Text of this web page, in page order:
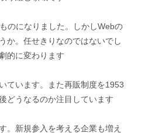
のになりました。しかしWebの
か。任せきりなのではないでし
的に変わります
ています。また再販制度を1953
どうなるのか注目しています
。新規参入を考える企業も増え